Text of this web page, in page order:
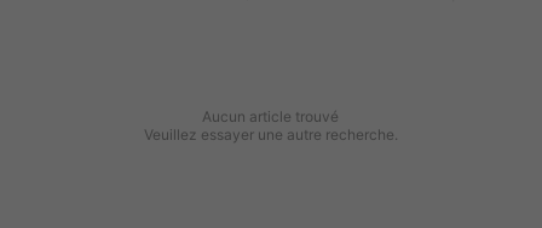
Aucun article trouvé
Veuillez essayer une autre recherche.